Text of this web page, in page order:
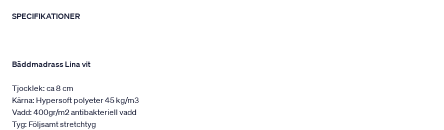
SPECIFIKATIONER
Bäddmadrass Lina vit
Tjocklek: ca 8 cm
Kärna: Hypersoft polyeter 45 kg/m3
Vadd: 400gr/m2 antibakteriell vadd
Tyg: Följsamt stretchtyg